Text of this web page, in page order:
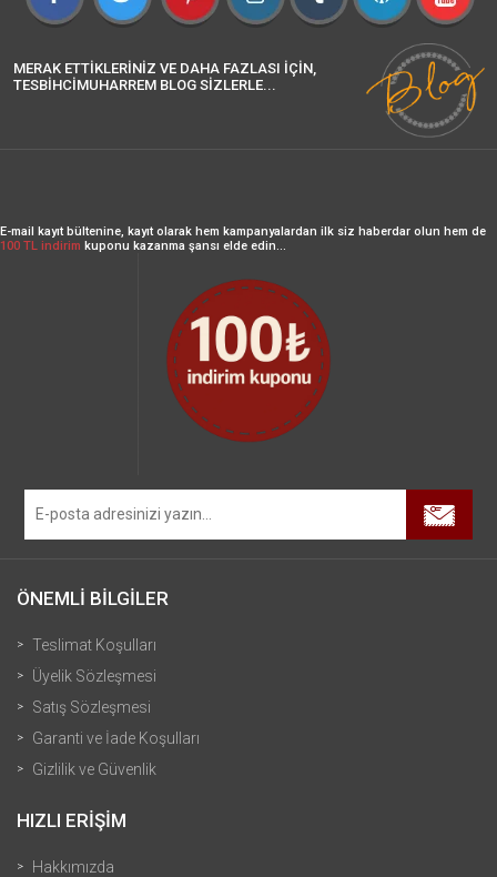
MERAK ETTİKLERİNİZ VE DAHA FAZLASI İÇİN,
TESBİHCİMUHARREM BLOG SİZLERLE...
E-mail kayıt bültenine, kayıt olarak hem kampanyalardan ilk siz haberdar olun hem de
100 TL indirim kuponu kazanma şansı elde edin...
ÖNEMLİ BİLGİLER
Teslimat Koşulları
Üyelik Sözleşmesi
Satış Sözleşmesi
Garanti ve İade Koşulları
Gizlilik ve Güvenlik
HIZLI ERİŞİM
Hakkımızda